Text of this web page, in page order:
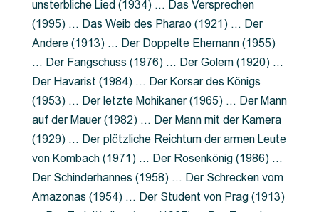
unsterbliche Lied (1934) … Das Versprechen
(1995) … Das Weib des Pharao (1921) … Der
Andere (1913) … Der Doppelte Ehemann (1955)
… Der Fangschuss (1976) … Der Golem (1920) …
Der Havarist (1984) … Der Korsar des Königs
(1953) … Der letzte Mohikaner (1965) … Der Mann
auf der Mauer (1982) … Der Mann mit der Kamera
(1929) … Der plötzliche Reichtum der armen Leute
von Kombach (1971) … Der Rosenkönig (1986) …
Der Schinderhannes (1958) … Der Schrecken vom
Amazonas (1954) … Der Student von Prag (1913)